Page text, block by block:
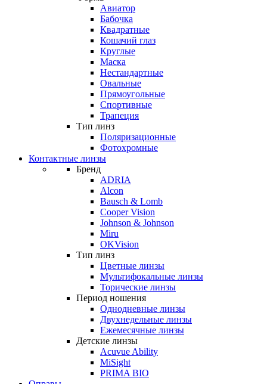
Авиатор
Бабочка
Квадратные
Кошачий глаз
Круглые
Маска
Нестандартные
Овальные
Прямоугольные
Спортивные
Трапеция
Тип линз
Поляризационные
Фотохромные
Контактные линзы
Бренд
ADRIA
Alcon
Bausch & Lomb
Cooper Vision
Johnson & Johnson
Miru
OKVision
Тип линз
Цветные линзы
Мультифокальные линзы
Торические линзы
Период ношения
Однодневные линзы
Двухнедельные линзы
Ежемесячные линзы
Детские линзы
Acuvue Ability
MiSight
PRIMA BIO